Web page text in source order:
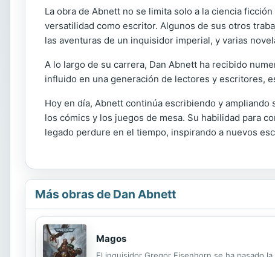
La obra de Abnett no se limita solo a la ciencia
versatilidad como escritor. Algunos de sus otros
las aventuras de un inquisidor imperial, y varias
A lo largo de su carrera, Dan Abnett ha recibido
influido en una generación de lectores y escritores,
Hoy en día, Abnett continúa escribiendo y
los cómics y los juegos de mesa. Su habilidad para
legado perdure en el tiempo, inspirando a nuevos
Más obras de Dan Abnett
Magos